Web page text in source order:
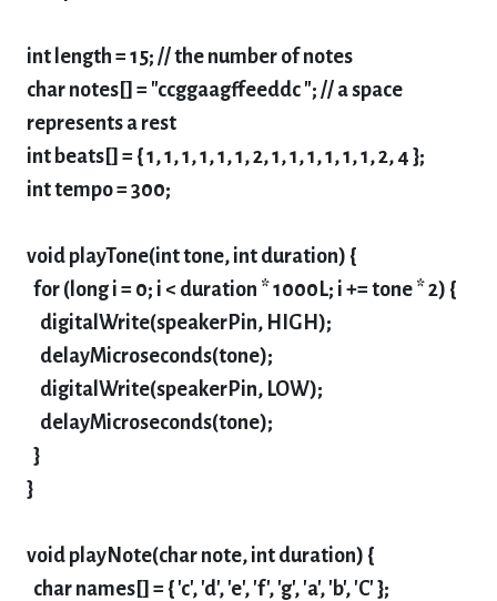
int length = 15; // the number of notes
char notes[] = "ccggaagffeeddc "; // a space
represents a rest
int beats[] = { 1, 1, 1, 1, 1, 1, 2, 1, 1, 1, 1, 1, 1, 2, 4 };
int tempo = 300;
void playTone(int tone, int duration) {
for (long i = 0; i < duration * 1000L; i += tone * 2) {
digitalWrite(speakerPin, HIGH);
delayMicroseconds(tone);
digitalWrite(speakerPin, LOW);
delayMicroseconds(tone);
}
}
void playNote(char note, int duration) {
char names[] = { 'c', 'd', 'e', 'f', 'g', 'a', 'b', 'C' };